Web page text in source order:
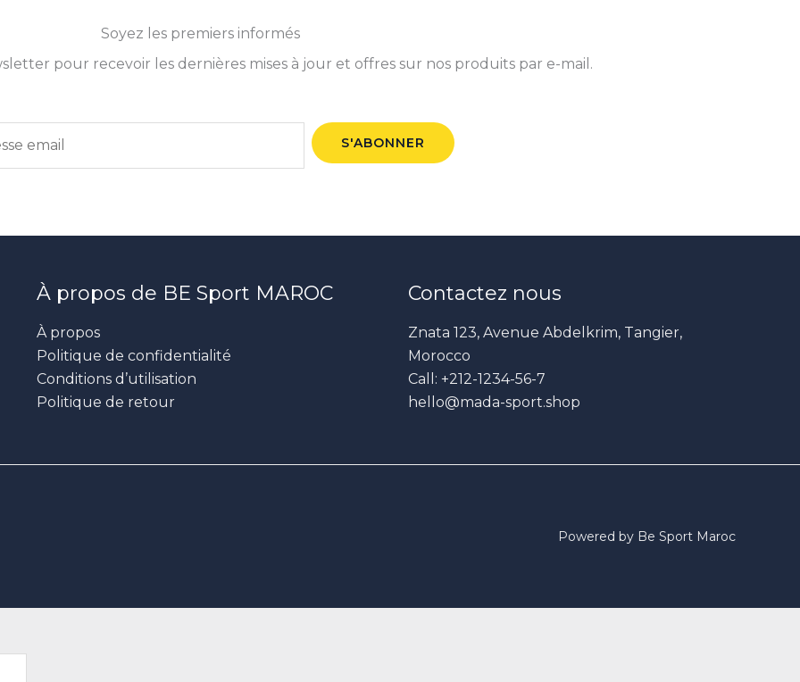
Soyez les premiers informés
pour recevoir les dernières mises à jour et offres sur nos produits par e-mail.
S'ABONNER
À propos de BE Sport MAROC
À propos
Politique de confidentialité
Conditions d’utilisation
Politique de retour
Contactez nous
Znata 123, Avenue Abdelkrim, Tangier,
Morocco
Call: +212-1234-56-7
hello@mada-sport.shop
Powered by Be Sport Maroc